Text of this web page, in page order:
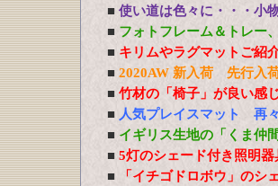
■ 使い道は色々に・・・小
■ フォトフレーム＆トレー
■ キリムやラグマットご紹
■ 2020AW 新入荷 先行入
■ 竹材の「椅子」が良い感
■ 人気プレイスマット 再
■ イギリス生地の「くま仲
■ 5灯のシェード付き照明器
■ 「イチゴドロボウ」のシ